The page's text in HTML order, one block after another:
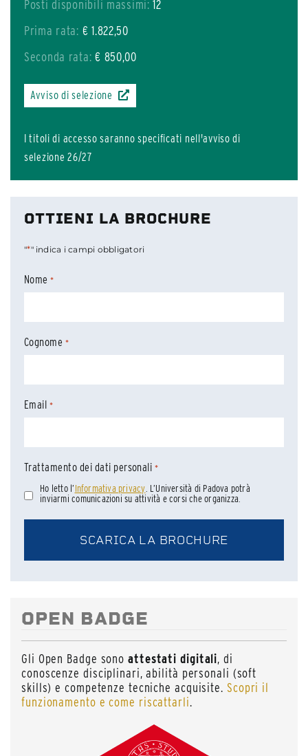
Posti disponibili massimi: 12
Prima rata: € 1.822,50
Seconda rata: € 850,00
Avviso di selezione
I titoli di accesso saranno specificati nell'avviso di
selezione 26/27
OTTIENI LA BROCHURE
"*" indica i campi obbligatori
Nome *
Cognome *
Email *
Trattamento dei dati personali *
Ho letto l’Informativa privacy. L’Università di Padova potrà
inviarmi comunicazioni su attività e corsi che organizza.
OPEN BADGE
Gli Open Badge sono attestati digitali, di
conoscenze disciplinari, abilità personali (soft
skills) e competenze tecniche acquisite. Scopri il
funzionamento e come riscattarli.